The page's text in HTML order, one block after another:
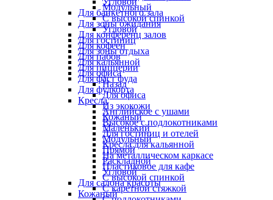
Для банкетного зала
Для зоны ожидания
Для конференц залов
Для кофеен
Для пабов
Для пиццерии
Для фаст фуда
Для фудкорта
Кресла
Английское с ушами
Высокое с подлокотниками
Для гостиниц и отелей
Кресла для кальянной
На металлическом каркасе
Пластиковое для кафе
С высокой спинкой
С каретной стяжкой
Модульный
С высокой спинкой
Угловой
Для гостиниц
Для зоны отдыха
Для кальянной
Для офиса
Назад
Для офиса
Из экокожи
Кожаный
Маленький
Модульный
Прямой
Раскладной
Угловой
Для салона красоты
Кожаный